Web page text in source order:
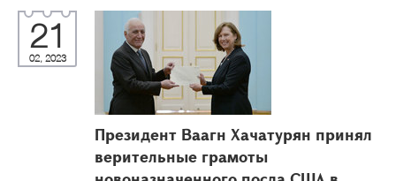
21
02, 2023
Президент Ваагн Хачатурян принял
верительные грамоты